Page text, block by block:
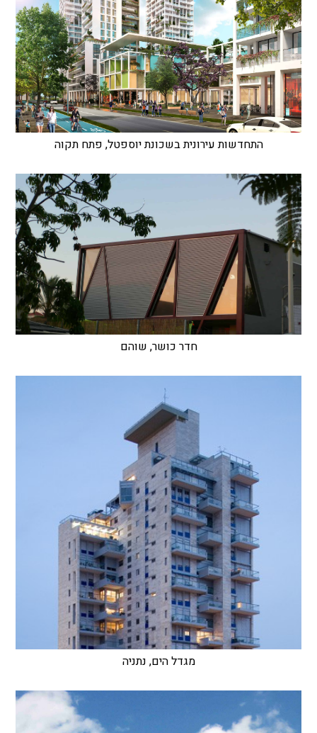
התחדשות עירונית בשכונת יוספטל, פתח תקוה
חדר כושר, שוהם
מגדל הים, נתניה